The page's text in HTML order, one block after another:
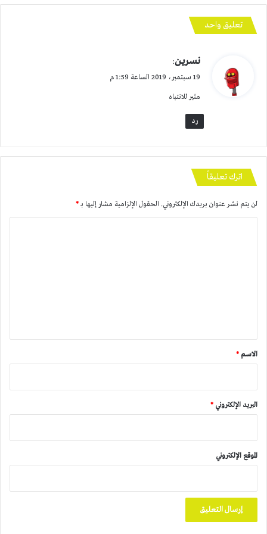
تعليق واحد
ي
ق
ل
نسرين:
19 سبتمبر، 2019 الساعة 1:59 م
مثير للانتباه
رد
اترك تعليقاً
لن يتم نشر عنوان بريدك الإلكتروني. الحقول الإلزامية مشار إليها بـ*
*
الاسم *
البريد الإلكتروني *
الموقع الإلكتروني